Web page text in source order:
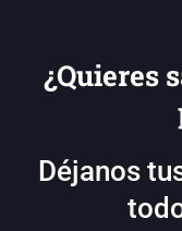
¿Quieres
Déjanos